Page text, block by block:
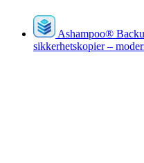
Ashampoo®
sikkerhetskopier –